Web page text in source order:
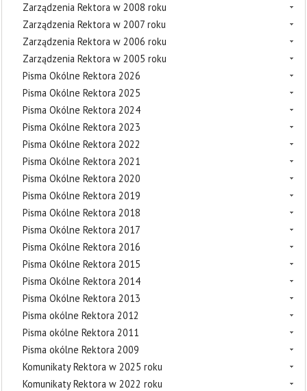
Zarządzenia Rektora w 2008 roku
Zarządzenia Rektora w 2007 roku
Zarządzenia Rektora w 2006 roku
Zarządzenia Rektora w 2005 roku
Pisma Okólne Rektora 2026
Pisma Okólne Rektora 2025
Pisma Okólne Rektora 2024
Pisma Okólne Rektora 2023
Pisma Okólne Rektora 2022
Pisma Okólne Rektora 2021
Pisma Okólne Rektora 2020
Pisma Okólne Rektora 2019
Pisma Okólne Rektora 2018
Pisma Okólne Rektora 2017
Pisma Okólne Rektora 2016
Pisma Okólne Rektora 2015
Pisma Okólne Rektora 2014
Pisma Okólne Rektora 2013
Pisma okólne Rektora 2012
Pisma okólne Rektora 2011
Pisma okólne Rektora 2009
Komunikaty Rektora w 2025 roku
Komunikaty Rektora w 2022 roku